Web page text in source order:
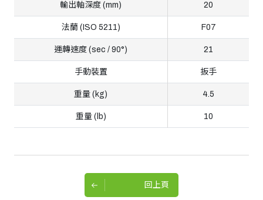
輸出軸深度 (mm) 20
法蘭 (ISO 5211) F07
運轉速度 (sec / 90°) 21
手動裝置 扳手
重量 (kg) 4.5
重量 (lb) 10
回上頁